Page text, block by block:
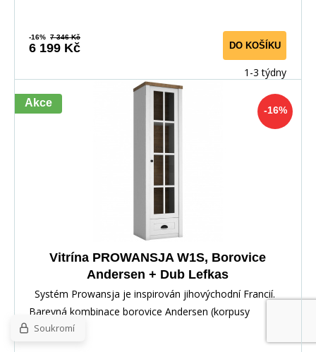
-16% 7 346 Kč
6 199 Kč DO KOŠÍKU
1-3 týdny
-16%
Akce
Vitrína PROWANSJA W1S, Borovice
Andersen + Dub Lefkas
Systém Prowansja je inspirován jihovýchodní Francií.
Barevná kombinace borovice Andersen (korpusy
Soukromí